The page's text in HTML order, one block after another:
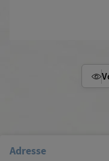
Adresse